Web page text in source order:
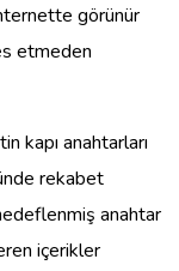
görünür
etmeden
kapı anahtarları
rekabet
anahtar
içerikler